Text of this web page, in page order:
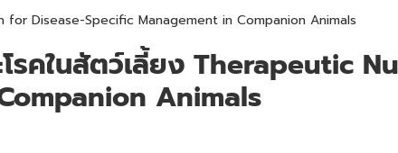
for Disease-Specific Management in Companion Animals
รคในสัตว์เลี้ยง Therapeutic
Animals